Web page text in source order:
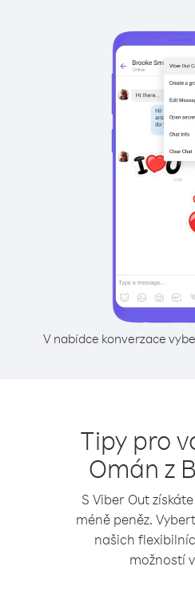
V nabídce konverzace
Tipy pro
Omán z
S Viber Out
méně peněz.
našich
možností